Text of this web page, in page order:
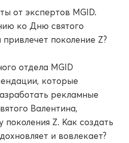
от экспертов MGID.
ко Дню святого
поколение Z?
отдела MGID
которые
рекламные
Валентина,
Z. Как создать
и вовлекает?